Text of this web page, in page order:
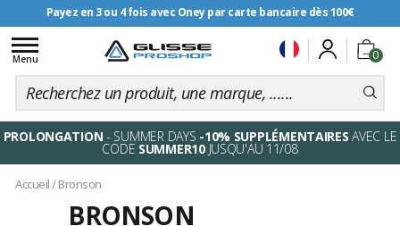
Payez en 3 ou 4 fois avec Oney par carte bancaire dès 100€
Livraison offerte dès 99€
0
Toggle
navigation
Menu
PROLONGATION - SUMMER DAYS -10% SUPPLÉMENTAIRES AVEC LE
CODE SUMMER10JUSQU'AU 11/08
Accueil/Bronson
BRONSON